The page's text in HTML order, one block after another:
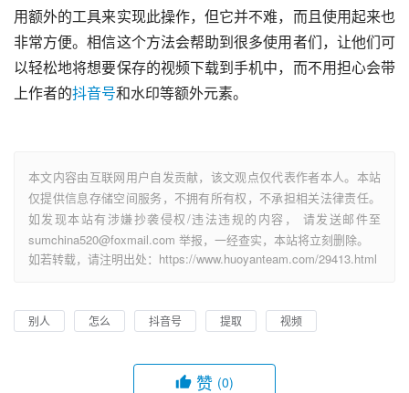
用额外的工具来实现此操作，但它并不难，而且使用起来也
非常方便。相信这个方法会帮助到很多使用者们，让他们可
以轻松地将想要保存的视频下载到手机中，而不用担心会带
上作者的抖音号和水印等额外元素。
本文内容由互联网用户自发贡献，该文观点仅代表作者本人。本站
仅提供信息存储空间服务，不拥有所有权，不承担相关法律责任。
如发现本站有涉嫌抄袭侵权/违法违规的内容， 请发送邮件至
sumchina520@foxmail.com 举报，一经查实，本站将立刻删除。
如若转载，请注明出处：https://www.huoyanteam.com/29413.html
别人 怎么 抖音号 提取 视频
赞 (0)